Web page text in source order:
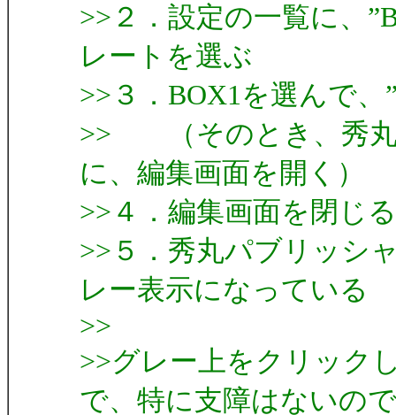
>>２．設定の一覧に、
レートを選ぶ
>>３．BOX1を選んで
>> （そのとき、秀丸
に、編集画面を開く）
>>４．編集画面を閉じる
>>５．秀丸パブリッシ
レー表示になっている
>>
>>グレー上をクリック
で、特に支障はないの